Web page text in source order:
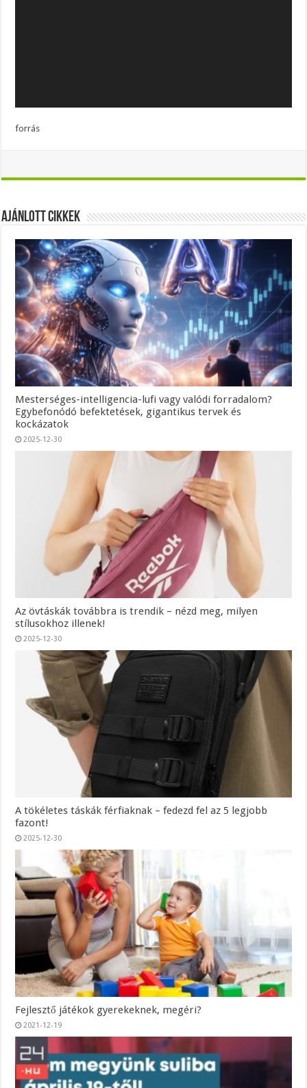
forrás
Ajánlott Cikkek
Mesterséges-intelligencia-lufi vagy valódi forradalom?
Egybefonódó befektetések, gigantikus tervek és
kockázatok
2025-12-30
Az övtáskák továbbra is trendik – nézd meg, milyen
stílusokhoz illenek!
2025-12-30
A tökéletes táskák férfiaknak – fedezd fel az 5 legjobb
fazont!
2025-12-30
Fejlesztő játékok gyerekeknek, megéri?
2021-12-19